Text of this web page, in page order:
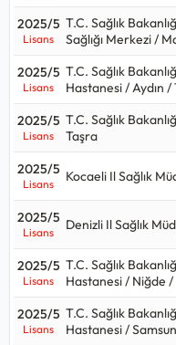
2025/5
Lisans
T.C. Sağlık
Sağlığı Merkezi /
2025/5
Lisans
T.C. Sağlık
Hastanesi / Aydın /
2025/5
Lisans
T.C. Sağlık
Taşra
2025/5
Lisans Kocaeli Il Sağlık
2025/5
Lisans Denizli Il Sağlık
2025/5
Lisans
T.C. Sağlık
Hastanesi / Niğde /
2025/5
Lisans
T.C. Sağlık
Hastanesi /